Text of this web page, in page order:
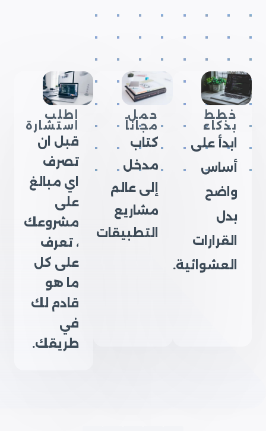
خطط
بذكاء
ابدأ على
أساس
واضح
بدل
القرارات
العشوائية.
حمل
مجاناً
كتاب
مدخل
إلى عالم
مشاريع
التطبيقات
اطلب
استشارة
قبل ان
تصرف
اي مبالغ
على
مشروعك
، تعرف
على كل
ما هو
قادم لك
في
طريقك.